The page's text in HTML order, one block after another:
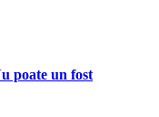
poate un fost